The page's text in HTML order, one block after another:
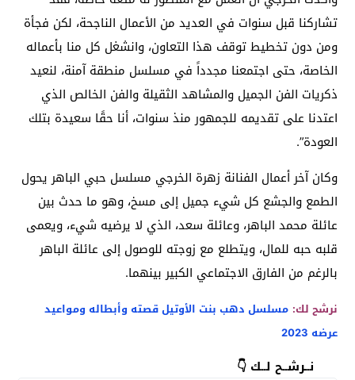
تشاركنا قبل سنوات في العديد من الأعمال الناجحة، لكن فجأة
ومن دون تخطيط توقف هذا التعاون، وانشغل كل منا بأعماله
الخاصة، حتى اجتمعنا مجدداً في مسلسل منطقة آمنة، لنعيد
ذكريات الفن الجميل والمشاهد الثقيلة والفن الخالص الذي
اعتدنا على تقديمه للجمهور منذ سنوات، أنا حقًا سعيدة بتلك
العودة”.
وكان آخر أعمال الفنانة زهرة الخرجي مسلسل حبي الباهر يحول
الطمع والجشع كل شيء جميل إلى مسخ، وهو ما حدث بين
عائلة محمد الباهر، وعائلة سعد، الذي لا يرضيه شيء، ويعمى
قلبه حبه للمال، ويتطلع مع زوجته للوصول إلى عائلة الباهر
بالرغم من الفارق الاجتماعي الكبير بينهما.
نرشح لك: مسلسل دهب بنت الأوتيل قصته وأبطاله ومواعيد
عرضه 2023
نــرشــح لــك 👇